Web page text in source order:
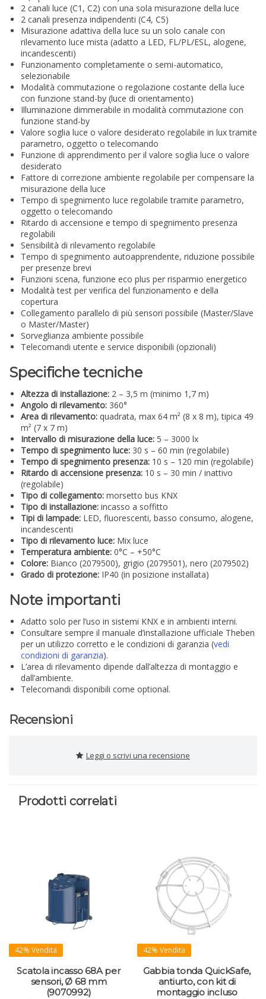
2 canali luce (C1, C2) con una sola misurazione della luce
2 canali presenza indipendenti (C4, C5)
Misurazione adattiva della luce su un solo canale con
rilevamento luce mista (adatto a LED, FL/PL/ESL, alogene,
incandescenti)
Funzionamento completamente o semi-automatico,
selezionabile
Modalità commutazione o regolazione costante della luce
con funzione stand-by (luce di orientamento)
Illuminazione dimmerabile in modalità commutazione con
funzione stand-by
Valore soglia luce o valore desiderato regolabile in lux tramite
parametro, oggetto o telecomando
Funzione di apprendimento per il valore soglia luce o valore
desiderato
Fattore di correzione ambiente regolabile per compensare la
misurazione della luce
Tempo di spegnimento luce regolabile tramite parametro,
oggetto o telecomando
Ritardo di accensione e tempo di spegnimento presenza
regolabili
Sensibilità di rilevamento regolabile
Tempo di spegnimento autoapprendente, riduzione possibile
per presenze brevi
Funzioni scena, funzione eco plus per risparmio energetico
Modalità test per verifica del funzionamento e della
copertura
Collegamento parallelo di più sensori possibile (Master/Slave
o Master/Master)
Sorveglianza ambiente possibile
Telecomandi utente e service disponibili (opzionali)
Specifiche tecniche
Altezza di installazione: 2 – 3,5 m (minimo 1,7 m)
Angolo di rilevamento: 360°
Area di rilevamento: quadrata, max 64 m² (8 x 8 m), tipica 49
m² (7 x 7 m)
Intervallo di misurazione della luce: 5 – 3000 lx
Tempo di spegnimento luce: 30 s – 60 min (regolabile)
Tempo di spegnimento presenza: 10 s – 120 min (regolabile)
Ritardo di accensione presenza: 10 s – 30 min / inattivo
(regolabile)
Tipo di collegamento: morsetto bus KNX
Tipo di installazione: incasso a soffitto
Tipi di lampade: LED, fluorescenti, basso consumo, alogene,
incandescenti
Tipo di rilevamento luce: Mix luce
Temperatura ambiente: 0°C – +50°C
Colore: Bianco (2079500), grigio (2079501), nero (2079502)
Grado di protezione: IP40 (in posizione installata)
Note importanti
Adatto solo per l’uso in sistemi KNX e in ambienti interni.
Consultare sempre il manuale d’installazione ufficiale Theben
per un utilizzo corretto e le condizioni di garanzia (vedi
condizioni di garanzia).
L’area di rilevamento dipende dall’altezza di montaggio e
dall’ambiente.
Telecomandi disponibili come optional.
Recensioni
Leggi o scrivi una recensione
Prodotti correlati
42% Vendita
Scatola incasso 68A per
sensori, Ø 68 mm
(9070992)
42% Vendita
Gabbia tonda QuickSafe,
antiurto, con kit di
montaggio incluso